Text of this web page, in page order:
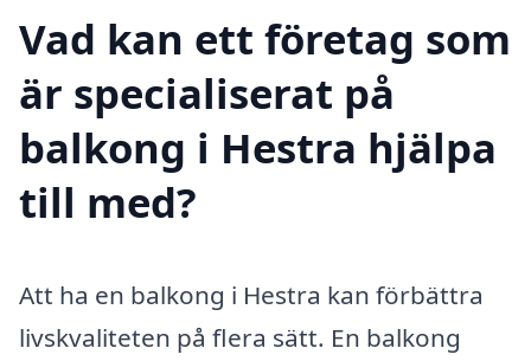
Vad kan ett företag som
är specialiserat på
balkong i Hestra hjälpa
till med?
Att ha en balkong i Hestra kan förbättra
livskvaliteten på flera sätt. En balkong